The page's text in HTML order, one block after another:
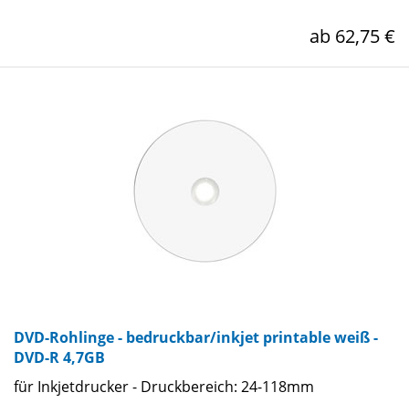
ab 62,75 €
DVD-Rohlinge - bedruckbar/inkjet printable weiß -
DVD-R 4,7GB
für Inkjetdrucker - Druckbereich: 24-118mm